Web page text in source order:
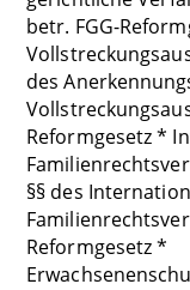
betr. FGG-
des
Reformgesetz *
§§ des
Reformgesetz *